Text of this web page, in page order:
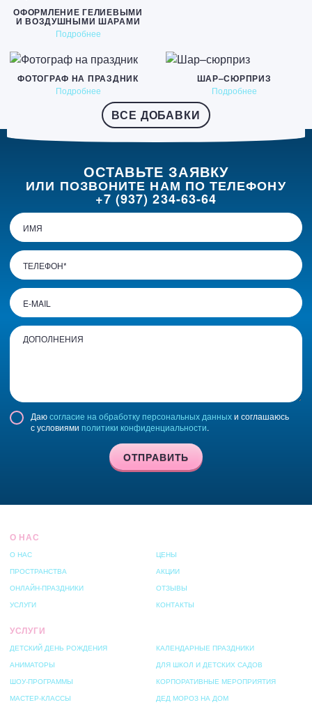
ОФОРМЛЕНИЕ ГЕЛИЕВЫМИ
И ВОЗДУШНЫМИ ШАРАМИ
Подробнее
ФОТОГРАФ НА ПРАЗДНИК
Подробнее
ШАР–СЮРПРИЗ
Подробнее
ВСЕ ДОБАВКИ
ОСТАВЬТЕ ЗАЯВКУ
ИЛИ ПОЗВОНИТЕ НАМ ПО ТЕЛЕФОНУ
+7 (937) 234-63-64
Даюсогласие на обработку персональных данныхи соглашаюсь
с условиями политики конфиденциальности.
ОТПРАВИТЬ
О НАС
О НАС
ПРОСТРАНСТВА
ОНЛАЙН-ПРАЗДНИКИ
УСЛУГИ
ЦЕНЫ
АКЦИИ
ОТЗЫВЫ
КОНТАКТЫ
УСЛУГИ
ДЕТСКИЙ ДЕНЬ РОЖДЕНИЯ
АНИМАТОРЫ
ШОУ-ПРОГРАММЫ
МАСТЕР-КЛАССЫ
КАЛЕНДАРНЫЕ ПРАЗДНИКИ
ДЛЯ ШКОЛ И ДЕТСКИХ САДОВ
КОРПОРАТИВНЫЕ МЕРОПРИЯТИЯ
ДЕД МОРОЗ НА ДОМ